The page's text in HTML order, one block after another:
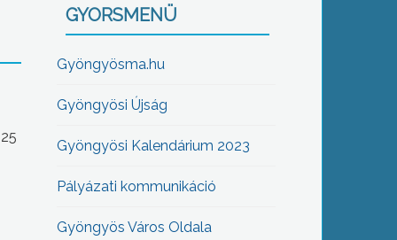
GYORSMENÜ
Gyöngyösma.hu
Gyöngyösi Újság
Gyöngyösi Kalendárium 2023
Pályázati kommunikáció
Gyöngyös Város Oldala